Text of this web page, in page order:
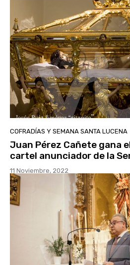
COFRADÍAS Y SEMANA SANTA LUCENA
Juan Pérez Cañete gana
cartel anunciador de la
11 Noviembre, 2022